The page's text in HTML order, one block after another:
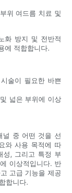
위 여드름 치료 및
화 방지 및 전반적
에 적합합니다.
술이 필요한 바쁜
넓은 부위에 이상
널 중 어떤 것을 선
와 사용 목적에 따
성, 그리고 특정 부
이상적입니다. 반
고급 기능을 제공
합니다.